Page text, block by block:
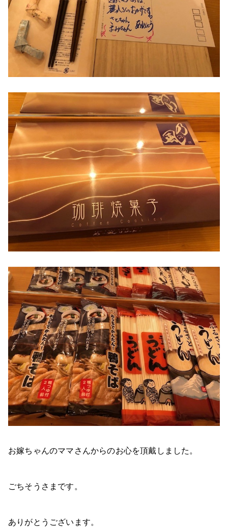
お嫁ちゃんのママさんからのお心を頂戴しました。
ごちそうさまです。
ありがとうございます。